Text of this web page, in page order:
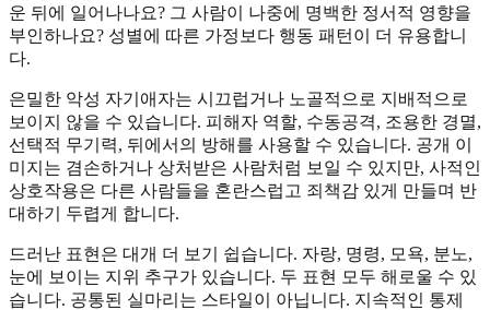
운 뒤에 일어나나요? 그 사람이 나중에 명백한 정서적 영향을
부인하나요? 성별에 따른 가정보다 행동 패턴이 더 유용합니
다.
은밀한 악성 자기애자는 시끄럽거나 노골적으로 지배적으로
보이지 않을 수 있습니다. 피해자 역할, 수동공격, 조용한 경멸,
선택적 무기력, 뒤에서의 방해를 사용할 수 있습니다. 공개 이
미지는 겸손하거나 상처받은 사람처럼 보일 수 있지만, 사적인
상호작용은 다른 사람들을 혼란스럽고 죄책감 있게 만들며 반
대하기 두렵게 합니다.
드러난 표현은 대개 더 보기 쉽습니다. 자랑, 명령, 모욕, 분노,
눈에 보이는 지위 추구가 있습니다. 두 표현 모두 해로울 수 있
습니다. 공통된 실마리는 스타일이 아닙니다. 지속적인 통제